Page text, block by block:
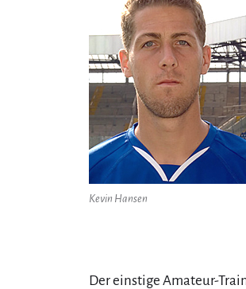
Kevin Hansen
Der einstige Amateur-